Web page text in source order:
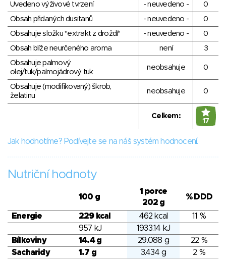
Uvedeno výživové tvrzení
- neuvedeno -
0
Obsah přidaných dusitanů
- neuvedeno -
0
Obsahuje složku "extrakt z droždí"
- neuvedeno -
0
Obsah blíže neurčeného aroma
není
3
Obsahuje palmový
olej/tuk/palmojádrový tuk
neobsahuje 0
Obsahuje (modifikovaný) škrob,
želatinu
neobsahuje 0
Celkem:
17
Jak hodnotíme? Podívejte se na náš systém hodnocení.
Nutriční hodnoty
100 g
1 porce
202 g
% DDD
Energie 229 kcal 462 kcal
11 %
957 kJ
1933.14 kJ
Bílkoviny
14.4 g 29.088 g
22 %
Sacharidy
1.7 g 3.434 g
2 %